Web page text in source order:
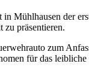
Mühlhausen der
präsentieren.
zum
für das leibliche